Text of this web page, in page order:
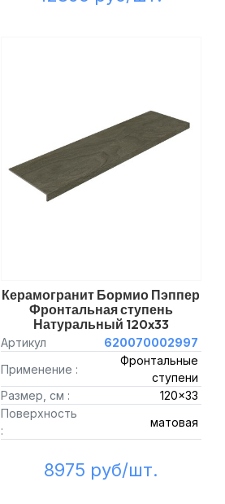
Керамогранит Бормио Пэппер
Фронтальная ступень
Натуральный 120x33
Артикул
620070002997
Применение :
Фронтальные
ступени
Размер, см :
120x33
Поверхность
:
матовая
8975 руб/шт.